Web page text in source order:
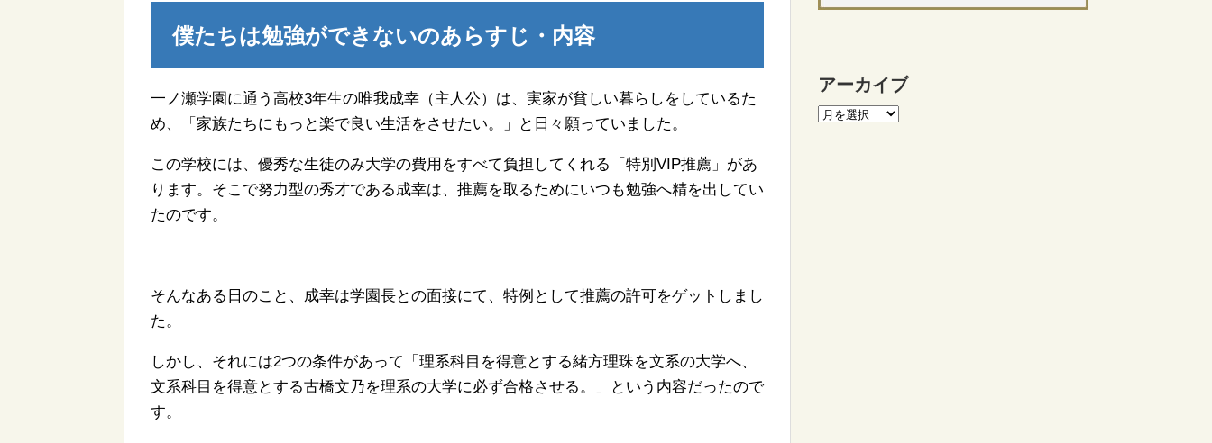
僕たちは勉強ができないのあらすじ・内容
一ノ瀬学園に通う高校3年生の唯我成幸（主人公）は、実家が貧しい暮らしをしているた
め、「家族たちにもっと楽で良い生活をさせたい。」と日々願っていました。
この学校には、優秀な生徒のみ大学の費用をすべて負担してくれる「特別VIP推薦」があ
ります。そこで努力型の秀才である成幸は、推薦を取るためにいつも勉強へ精を出してい
たのです。
そんなある日のこと、成幸は学園長との面接にて、特例として推薦の許可をゲットしまし
た。
しかし、それには2つの条件があって「理系科目を得意とする緒方理珠を文系の大学へ、
文系科目を得意とする古橋文乃を理系の大学に必ず合格させる。」という内容だったので
す。
アーカイブ